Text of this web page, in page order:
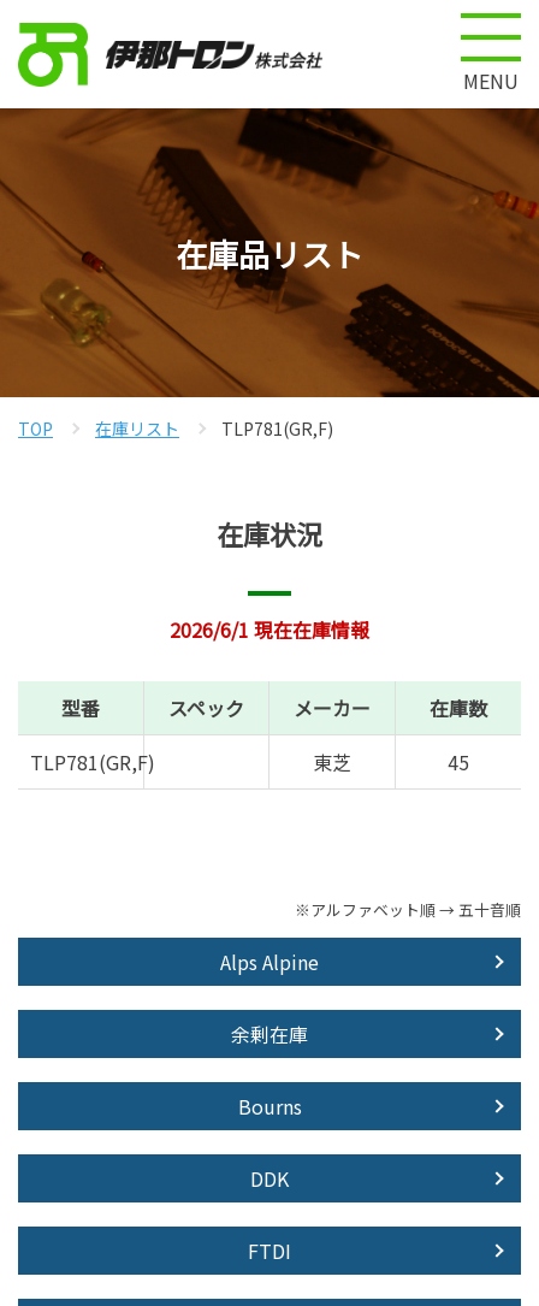
MENU
在庫品リスト
TOP 在庫リスト TLP781(GR,F)
在庫状況
2026/6/1 現在在庫情報
型番 スペック メーカー
在庫数
TLP781(GR,F)
東芝 45
※アルファベット順 → 五十音順
Alps Alpine
余剰在庫
Bourns
DDK
FTDI